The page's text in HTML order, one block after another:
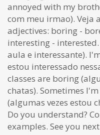
annoyed with my
com meu irmao). Veja
adjectives: boring -
interesting -
aula e interessante).
estou interessado
classes are boring
chatas). Sometimes
(algumas vezes estou
Do you understand?
examples. See you